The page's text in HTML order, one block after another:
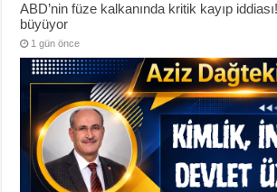
ABD’nin füze kalkanında kritik kayıp
büyüyor
1 gün önce